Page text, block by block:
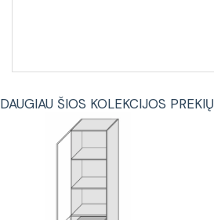
DAUGIAU ŠIOS KOLEKCIJOS PREKIŲ